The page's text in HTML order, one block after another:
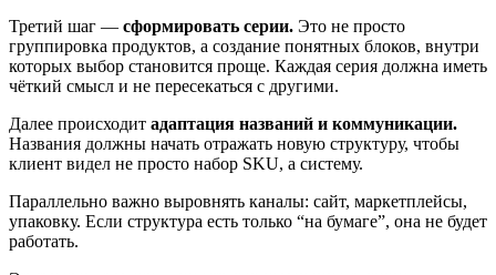
Третий шаг — сформировать серии. Это не просто
группировка продуктов, а создание понятных блоков, внутри
которых выбор становится проще. Каждая серия должна иметь
чёткий смысл и не пересекаться с другими.
Далее происходит адаптация названий и коммуникации.
Названия должны начать отражать новую структуру, чтобы
клиент видел не просто набор SKU, а систему.
Параллельно важно выровнять каналы: сайт, маркетплейсы,
упаковку. Если структура есть только “на бумаге”, она не будет
работать.